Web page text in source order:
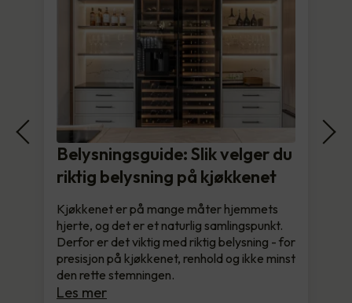
Belysningsguide: Slik velger du
riktig belysning på kjøkkenet
Kjøkkenet er på mange måter hjemmets
hjerte, og det er et naturlig samlingspunkt.
Derfor er det viktig med riktig belysning - for
presisjon på kjøkkenet, renhold og ikke minst
den rette stemningen.
Les mer